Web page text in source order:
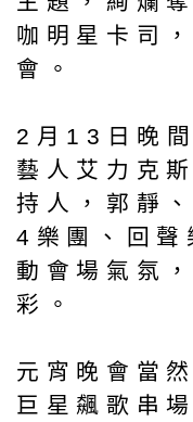
咖明星卡司
會。
2月13日晚
藝人艾力克
持人，郭靜
4樂團、回聲
動會場氣氛
彩。
元宵晚會當
巨星飆歌串